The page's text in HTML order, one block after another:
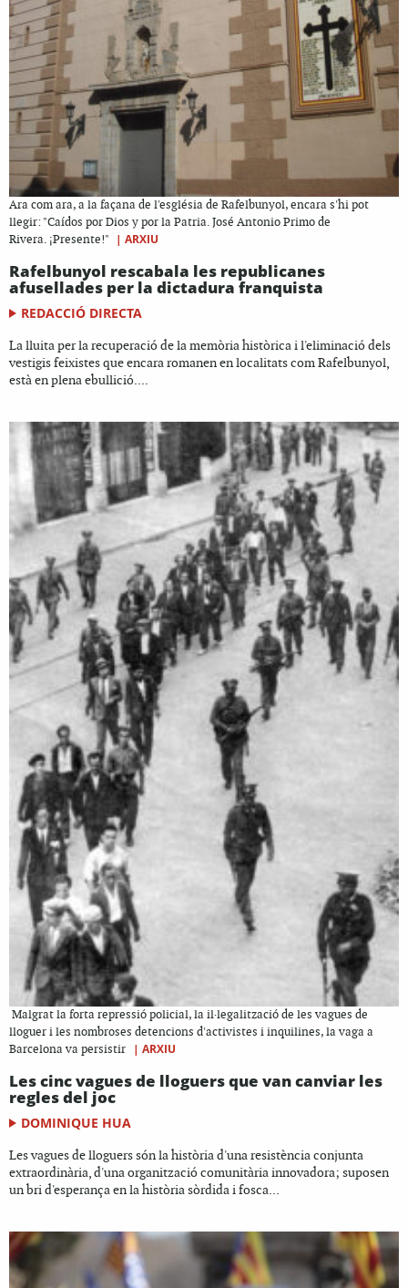
Ara com ara, a la façana de l'església de Rafelbunyol, encara s'hi pot
llegir: "Caídos por Dios y por la Patria. José Antonio Primo de
Rivera. ¡Presente!"
| ARXIU
Rafelbunyol rescabala les republicanes
afusellades per la dictadura franquista
REDACCIÓ DIRECTA
La lluita per la recuperació de la memòria històrica i l'eliminació dels
vestigis feixistes que encara romanen en localitats com Rafelbunyol,
està en plena ebullició....
Malgrat la forta repressió policial, la il·legalització de les vagues de
lloguer i les nombroses detencions d'activistes i inquilines, la vaga a
Barcelona va persistir
| ARXIU
Les cinc vagues de lloguers que van canviar les
regles del joc
DOMINIQUE HUA
Les vagues de lloguers són la història d'una resistència conjunta
extraordinària, d'una organització comunitària innovadora; suposen
un bri d'esperança en la història sòrdida i fosca...